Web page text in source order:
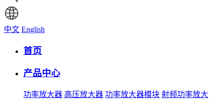
中文 English
首页
产品中心
功率放大器 高压放大器 功率放大器模块 射频功率放大